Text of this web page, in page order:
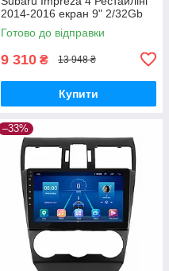
2014-2016 екран 9" 2/32Gb
4G Wi-Fi GPS Top Android
Готово до відправки
9 310 ₴ 13 948 ₴
Купити
–33%